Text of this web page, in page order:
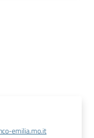
emilia.mo.it